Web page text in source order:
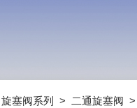
旋塞阀系列 > 二通旋塞阀